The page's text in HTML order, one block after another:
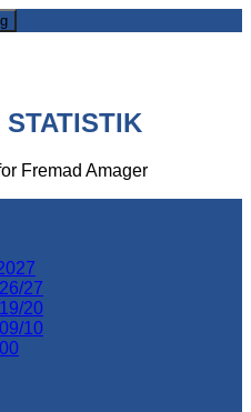
Fremad Amager
27
20
10